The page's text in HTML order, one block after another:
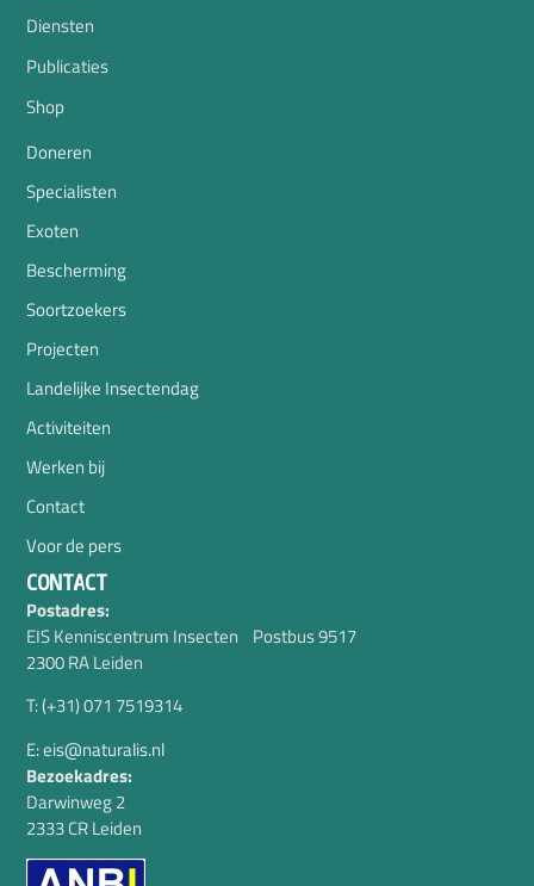
Diensten
Publicaties
Shop
Doneren
Specialisten
Exoten
Bescherming
Soortzoekers
Projecten
Landelijke Insectendag
Activiteiten
Werken bij
Contact
Voor de pers
CONTACT
Postadres:
EIS Kenniscentrum Insecten Postbus 9517
2300 RA Leiden
T: (+31) 071 7519314
E: eis@naturalis.nl
Bezoekadres:
Darwinweg 2
2333 CR Leiden